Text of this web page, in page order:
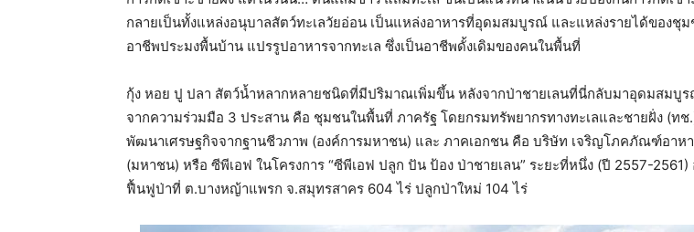
กลายเป็นทั้งแหล่งอนุบาลสัตว์ทะเลวัยอ่อน เป็นแหล่งอาหารที่อุดมสมบูรณ์ และแหล่งรายได้ของชุ
อาชีพประมงพื้นบ้าน แปรรูปอาหารจากทะเล ซึ่งเป็นอาชีพดั้งเดิมของคนในพื้นที่
กุ้ง หอย ปู ปลา สัตว์น้ำหลากหลายชนิดที่มีปริมาณเพิ่มขึ้น หลังจากป่าชายเลนที่นี่กลับมาอุดมสมบู
จากความร่วมมือ 3 ประสาน คือ ชุมชนในพื้นที่ ภาครัฐ โดยกรมทรัพยากรทางทะเลและชายฝั่ง (ทช
พัฒนาเศรษฐกิจจากฐานชีวภาพ (องค์การมหาชน) และ ภาคเอกชน คือ บริษัท เจริญโภคภัณฑ์อาห
(มหาชน) หรือ ซีพีเอฟ ในโครงการ “ซีพีเอฟ ปลูก ปัน ป้อง ป่าชายเลน” ระยะที่หนึ่ง (ปี 2557-
ฟื้นฟูป่าที่ ต.บางหญ้าแพรก จ.สมุทรสาคร 604 ไร่ ปลูกป่าใหม่ 104 ไร่